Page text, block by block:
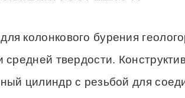
колонкового бурения
средней твердости.
цилиндр с резьбой для